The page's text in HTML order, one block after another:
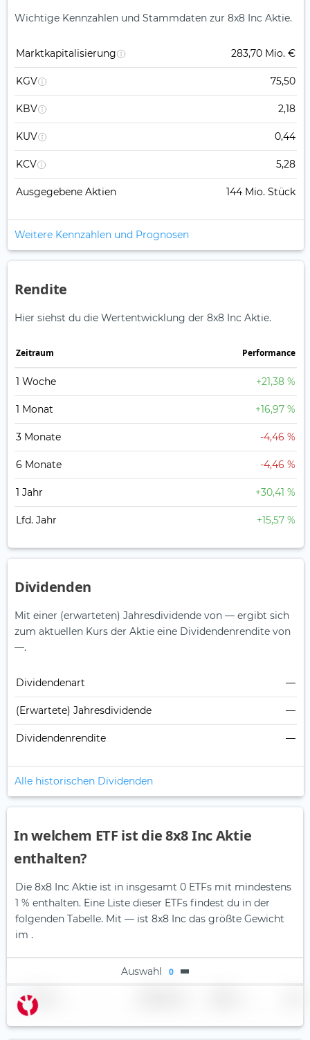
Wichtige Kennzahlen und Stammdaten zur 8x8 Inc Aktie.
Marktkapitalisierung 283,70 Mio. €
KGV 75,50
KBV 2,18
KUV 0,44
KCV 5,28
Ausgegebene Aktien 144 Mio. Stück
Weitere Kennzahlen und Prognosen
Rendite
Hier siehst du die Wertentwicklung der 8x8 Inc Aktie.
Zeitraum Perfor­mance
1 Woche +21,38 %
1 Monat +16,97 %
3 Monate -4,46 %
6 Monate -4,46 %
1 Jahr +30,41 %
Lfd. Jahr +15,57 %
Dividenden
Mit einer (erwarteten) Jahresdividende von — ergibt sich
zum aktuellen Kurs der Aktie eine Dividendenrendite von
—.
Dividendenart —
(Erwartete) Jahresdividende —
Dividendenrendite —
Alle historischen Dividenden
In welchem ETF ist die 8x8 Inc Aktie
enthalten?
Die 8x8 Inc Aktie ist in insgesamt 0 ETFs mit mindestens
1 % enthalten. Eine Liste dieser ETFs findest du in der
folgenden Tabelle. Mit — ist 8x8 Inc das größte Gewicht
im .
Auswahl 0
Name